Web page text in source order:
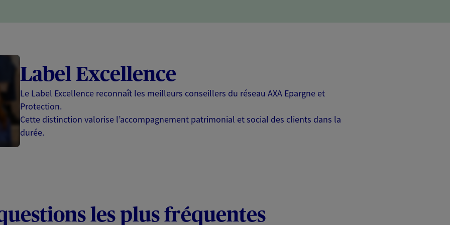
Label Excellence
Le Label Excellence reconnaît les meilleurs conseillers du réseau AXA Epargne et
Protection.
Cette distinction valorise l’accompagnement patrimonial et social des clients dans la
durée.
les plus fréquentes